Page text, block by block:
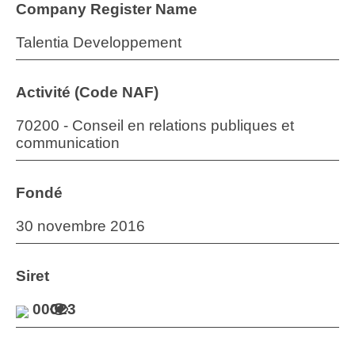
Company Register Name
Talentia Developpement
Activité (Code NAF)
70200 - Conseil en relations publiques et
communication
Fondé
30 novembre 2016
Siret
00023